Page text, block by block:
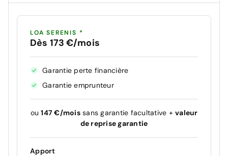
LOA SERENIS *
Dès 173 €/mois
Garantie perte financière
Garantie emprunteur
ou147 €/moissans garantie facultative + valeur
de reprise garantie
Apport